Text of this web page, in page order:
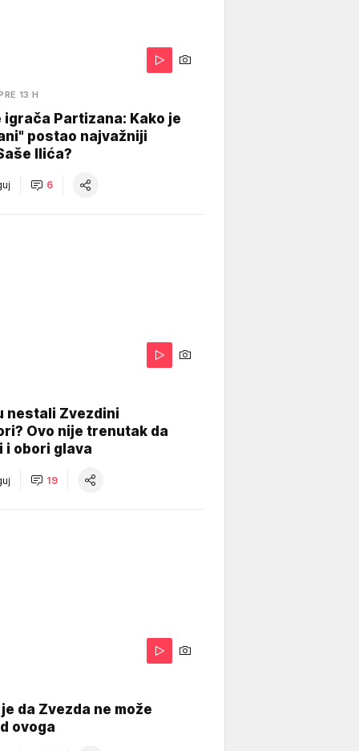
13 H
igrača Partizana: Kako je
postao najvažniji
Ilića?
6
nestali Zvezdini
Ovo nije trenutak da
i obori glava
19
da Zvezda ne može
ovoga